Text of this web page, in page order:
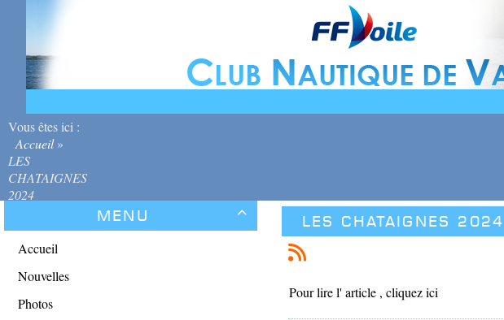
Vous êtes ici :
Accueil»
LES
CHATAIGNES
2024

Menu
Accueil
Nouvelles
Photos
LES CHATAIGNES 2024
Pour lire l' article , cliquez ici